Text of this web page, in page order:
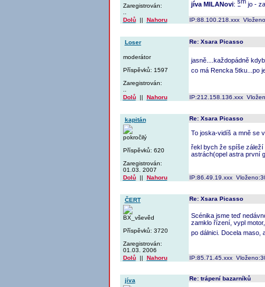
Zaregistrován:
jíva MILANovi: jo -
Dolů|| Nahoru IP:88.100.218.xxx
Loser
moderátor
Příspěvků: 1597
Zaregistrován:
Re: Xsara Picasso
jasně....každopádně
co má Rencka 5tku...po
Dolů|| Nahoru IP:212.158.136.xxx
kapitán
pokročilý
Příspěvků: 620
Zaregistrován:
01.03. 2007
Re: Xsara Picasso
To joska-vidíš a mně se
řekl bych že spíše záleží
astrách(opel astra první
Dolů|| Nahoru IP:86.49.19.xxx
ČERT
BX_vševěd
Příspěvků: 3720
Zaregistrován:
01.03. 2006
Re: Xsara Picasso
Scénika jsme teď
zamklo řízení, vypl
po dálnici. Docela maso,
Dolů|| Nahoru IP:85.71.45.xxx
jíva Re: trápení bazarníků